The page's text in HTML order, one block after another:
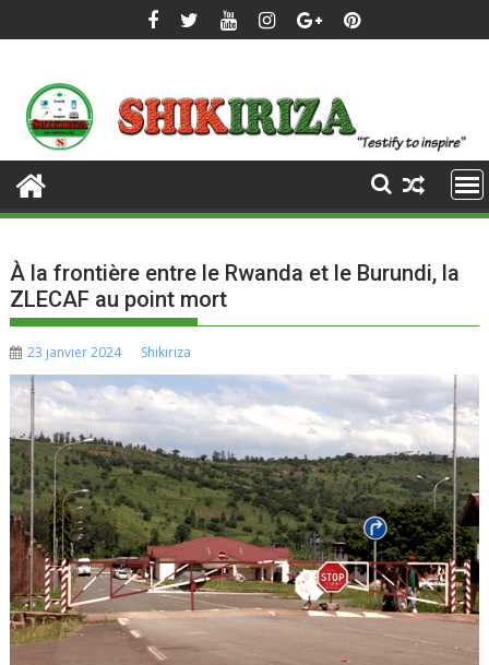
to
À la frontière entre le Rwanda et le Burundi, la
ZLECAF au point mort
23 janvier 2024 Shikiriza